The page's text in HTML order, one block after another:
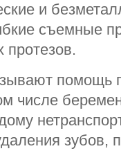
и
съемные
протезов.
помощь
числе
зубов,